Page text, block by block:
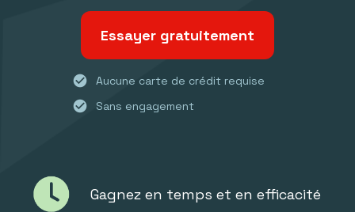
Essayer gratuitement
check_circle Aucune carte de crédit requise
check_circle Sans engagement
Gagnez en temps et en efficacité